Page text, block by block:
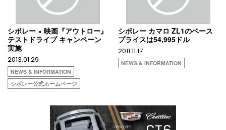
シボレー × 映画『アウトロー』
テストドライブ キャンペーン
実施
2013.01.29
NEWS & INFORMATION
シボレー公式ホームページ
シボレー カマロ ZL1のベース
プライスは54,995ドル
2011.11.17
NEWS & INFORMATION